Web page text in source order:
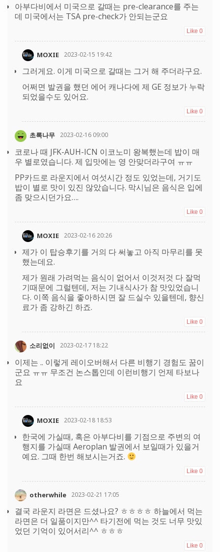
아부다비에서 미국으로 갈때는 pre-clearance를 주는
데 미국에서는 TSA pre-check가 안되는군요
Like 0
MOXIE 2023-02-15 19:42
그러게요. 이게 미국으로 갈때는 그거 해 주더라구요.
어쩌면 발권을 했던 에어 캐나다에 제 GE 정보가 누락
되었을수도 있어요.
Like 0
초록나무 2023-02-16 09:00
코로나 때 JFK-AUH-ICN 이코노미 왕복했는데 밥이 매
우 별로였습니다. 제 입맛에는 영 안맞더라구여 ㅠㅠ
PP카드로 라운지에서 여섯시간 정도 있었는데, 거기도
밥이 별로 맛이 있진 않았습니다. 막시님은 음식은 입에
좀 맞으시던가요….
Like 0
MOXIE 2023-02-16 20:26
제가 이 탑승후기를 거의 다 써놓고 아직 마무리를 못
했는데요.
제가 원래 가려먹는 음식이 없어서 이것저것 다 잘먹
기때문에 그럴텐데, 저는 기내식사가 참 맛있었습니
다. 이쪽 음식을 좋아하시면 잘 드실수 있을텐데, 향신
료가 좀 강하긴 하죠.
Like 0
소리없이 2023-02-17 18:22
이제는 .. 이렇게 레이오버해서 다른 비행기 경험도 꿈이
군요 ㅠㅠ 무조건 논스톱인데 이런비행기 언제 타보나
요
Like 0
MOXIE 2023-02-18 18:53
한국에 가실때, 혹은 아부다비를 기점으로 주변의 여
행지를 가실때 Aeroplan 발권에서 보일때가 있을거
예요. 그때 한번 해보시는거죠.
Like 0
otherwhile 2023-02-21 17:05
결국 라운지 라면은 드셨나요? ㅎㅎㅎㅎ 하늘에서 먹는
라면은 더 일품이지만^^ 타기전에 먹는 것도 너무 맛있
었던 기억이 있어서리^^ ㅎㅎㅎ
Like 0